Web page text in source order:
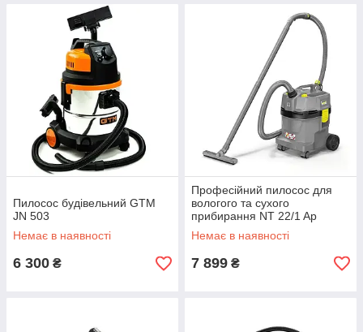
Пилосос будівельний GTM
JN 503
Немає в наявності
6 300 ₴
Професійний пилосос для
вологого та сухого
прибирання NT 22/1 Ap
Немає в наявності
7 899 ₴